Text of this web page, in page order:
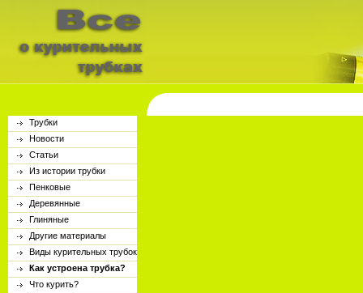
Трубки
Новости
Статьи
Из истории трубки
Пенковые
Деревянные
Глиняные
Другие материалы
Виды курительных трубок
Как устроена трубка?
Что курить?